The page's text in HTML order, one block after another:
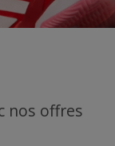
nos offres